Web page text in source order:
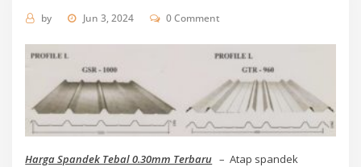
by Jun 3, 2024 0 Comment
Harga Spandek Tebal 0.30mm Terbaru – Atap spandek